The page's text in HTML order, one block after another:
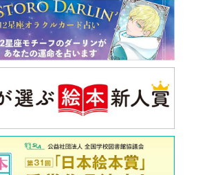
最新号 好評発売中！
実家の処分から終の棲家ま
でどうする？60代からの家
モンダイ
次号予告
バックナンバー